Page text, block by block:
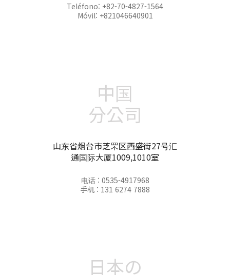
Teléfono: +82-70-4827-1564
Móvil: +821046640901
中国
分公司
山东省烟台市芝罘区西盛街27号汇
通国际大厦1009,1010室
电话 : 0535-4917968
手机 : 131 6274 7888
日本の